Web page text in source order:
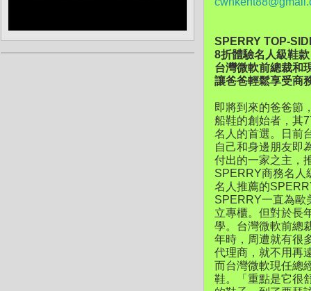
SPERRY TOP-
8折體驗名人級鞋款
台灣微軟前總裁和
讓爸爸輕鬆享受商
即將到來的爸爸節
船鞋的創始者，其
名人的首選。日前
自己和身邊朋友即
付出的一家之主，
SPERRY商務名人
名人推薦的
SPERRY一直為歐
立專櫃。但對於長
學。台灣微軟前總
年時，周遭就有很
代理商，就不用再
而台灣微軟現任總
鞋。「重點是它很